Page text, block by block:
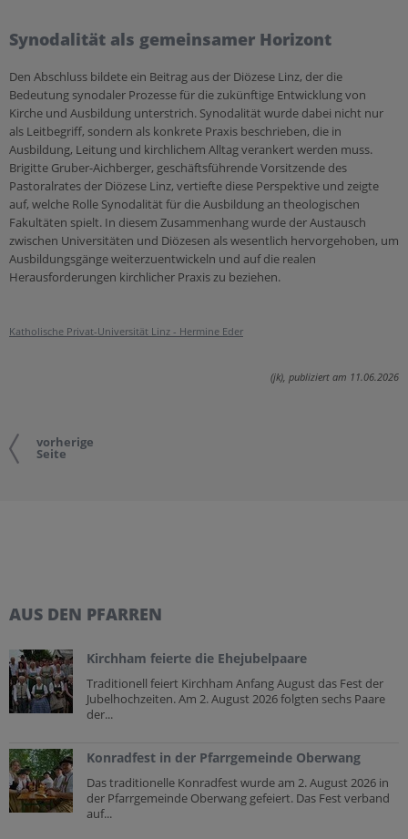
Synodalität als gemeinsamer Horizont
Den Abschluss bildete ein Beitrag aus der Diözese Linz, der die
Bedeutung synodaler Prozesse für die zukünftige Entwicklung von
Kirche und Ausbildung unterstrich. Synodalität wurde dabei nicht nur
als Leitbegriff, sondern als konkrete Praxis beschrieben, die in
Ausbildung, Leitung und kirchlichem Alltag verankert werden muss.
Brigitte Gruber-Aichberger, geschäftsführende Vorsitzende des
Pastoralrates der Diözese Linz, vertiefte diese Perspektive und zeigte
auf, welche Rolle Synodalität für die Ausbildung an theologischen
Fakultäten spielt. In diesem Zusammenhang wurde der Austausch
zwischen Universitäten und Diözesen als wesentlich hervorgehoben, um
Ausbildungsgänge weiterzuentwickeln und auf die realen
Herausforderungen kirchlicher Praxis zu beziehen.
Katholische Privat-Universität Linz - Hermine Eder
(jk), publiziert am 11.06.2026
vorherige
Seite
AUS DEN PFARREN
Kirchham feierte die Ehejubelpaare
Traditionell feiert Kirchham Anfang August das Fest der
Jubelhochzeiten. Am 2. August 2026 folgten sechs Paare
der...
Konradfest in der Pfarrgemeinde Oberwang
Das traditionelle Konradfest wurde am 2. August 2026 in
der Pfarrgemeinde Oberwang gefeiert. Das Fest verband
auf...